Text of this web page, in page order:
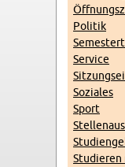
Po­li­tik
Ser­vice
So­zia­les
Sport
Stu­die­ren